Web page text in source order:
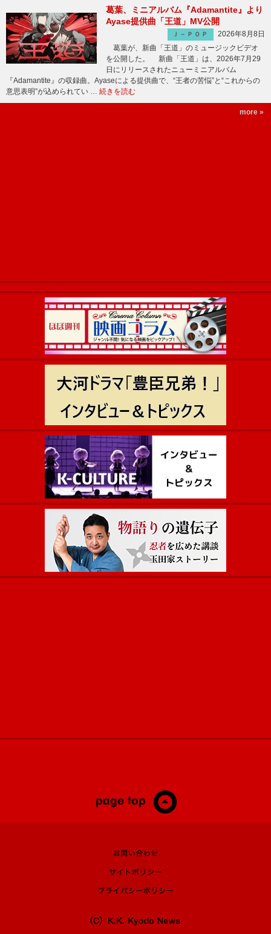
葛葉、ミニアルバム『Adamantite』より
Ayase提供曲「王道」MV公開
Ｊ－ＰＯＰ
2026年8月8日
葛葉が、新曲「王道」のミュージックビデオ
を公開した。 新曲「王道」は、2026年7月29
日にリリースされたニューミニアルバム
『Adamantite』の収録曲。Ayaseによる提供曲で、“王者の苦悩”と“これからの
意思表明”が込められてい … 続きを読む
more »